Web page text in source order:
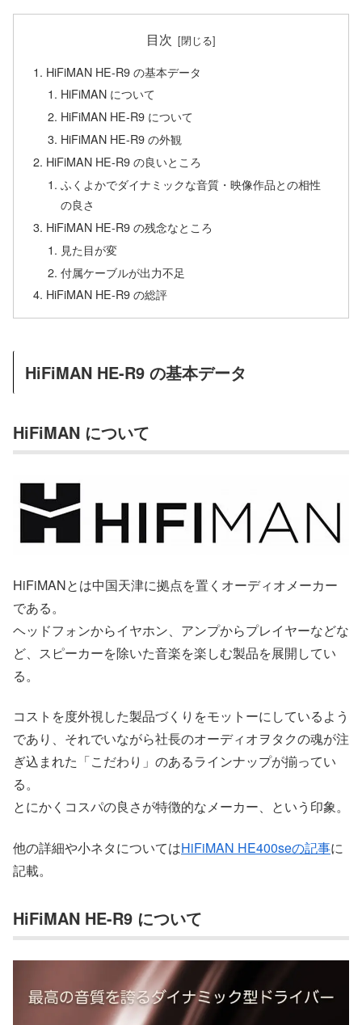
目次
HiFiMAN HE-R9 の基本データ
HiFiMAN について
HiFiMAN HE-R9 について
HiFiMAN HE-R9 の外観
HiFiMAN HE-R9 の良いところ
ふくよかでダイナミックな音質・映像作品との相性
の良さ
HiFiMAN HE-R9 の残念なところ
見た目が変
付属ケーブルが出力不足
HiFiMAN HE-R9 の総評
HiFiMAN HE-R9 の基本データ
HiFiMAN について
HiFiMANとは中国天津に拠点を置くオーディオメーカー
である。
ヘッドフォンからイヤホン、アンプからプレイヤーなどな
ど、スピーカーを除いた音楽を楽しむ製品を展開してい
る。
コストを度外視した製品づくりをモットーにしているよう
であり、それでいながら社長のオーディオヲタクの魂が注
ぎ込まれた「こだわり」のあるラインナップが揃ってい
る。
とにかくコスパの良さが特徴的なメーカー、という印象。
他の詳細や小ネタについてはHiFiMAN HE400seの記事に
記載。
HiFiMAN HE-R9 について